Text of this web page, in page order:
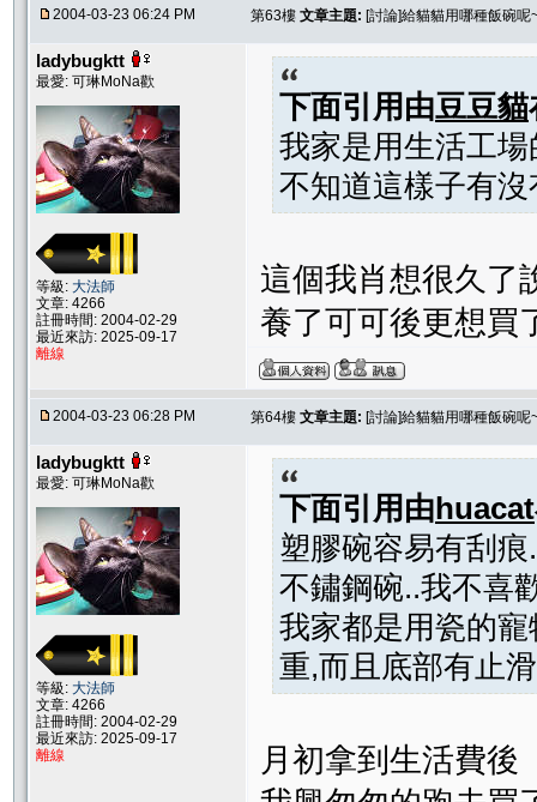
2004-03-23 06:24 PM 第63樓 文章主題: [討論]給貓貓用哪種飯碗呢
ladybugktt
最愛: 可琳MoNa歡
等級: 大法師
文章: 4266
註冊時間: 2004-02-29
最近來訪: 2025-09-17
離線
下面引用由豆豆貓
我家是用生活工
不知道這樣子有
這個我肖想很久了
養了可可後更想買
2004-03-23 06:28 PM 第64樓 文章主題: [討論]給貓貓用哪種飯碗呢
ladybugktt
最愛: 可琳MoNa歡
等級: 大法師
文章: 4266
註冊時間: 2004-02-29
最近來訪: 2025-09-17
離線
下面引用由huacat
塑膠碗容易有刮
不鏽鋼碗..我不喜
我家都是用瓷的
重,而且底部有止
月初拿到生活費後